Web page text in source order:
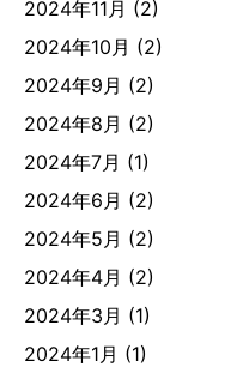
2024年11月 (2)
2024年10月 (2)
2024年9月 (2)
2024年8月 (2)
2024年7月 (1)
2024年6月 (2)
2024年5月 (2)
2024年4月 (2)
2024年3月 (1)
2024年1月 (1)